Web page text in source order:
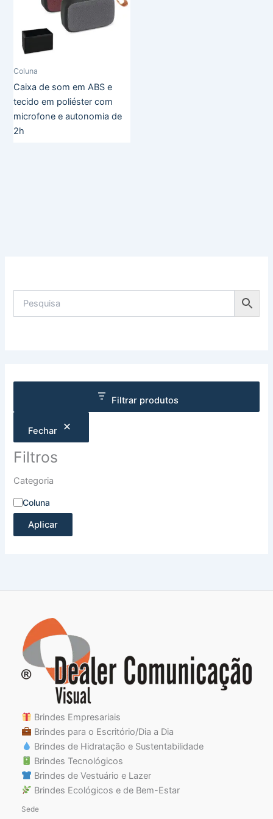
Filtrar produtos
Fechar
Filtros
Categoria
Coluna
Aplicar
Coluna
Caixa de som em ABS e
tecido em poliéster com
microfone e autonomia de
2h
Brindes Empresariais
Brindes para o Escritório/Dia a Dia
Brindes de Hidratação e Sustentabilidade
Brindes Tecnológicos
Brindes de Vestuário e Lazer
Brindes Ecológicos e de Bem-Estar
Sede